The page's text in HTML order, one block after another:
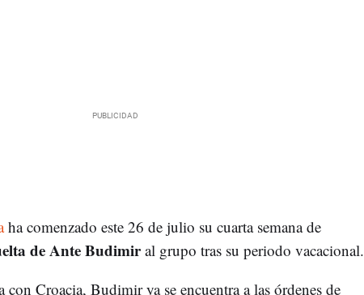
ha comenzado este 26 de julio su cuarta semana de
de Ante Budimiral grupo tras su periodo vacacional.
con Croacia, Budimir ya se encuentra a las órdenes de